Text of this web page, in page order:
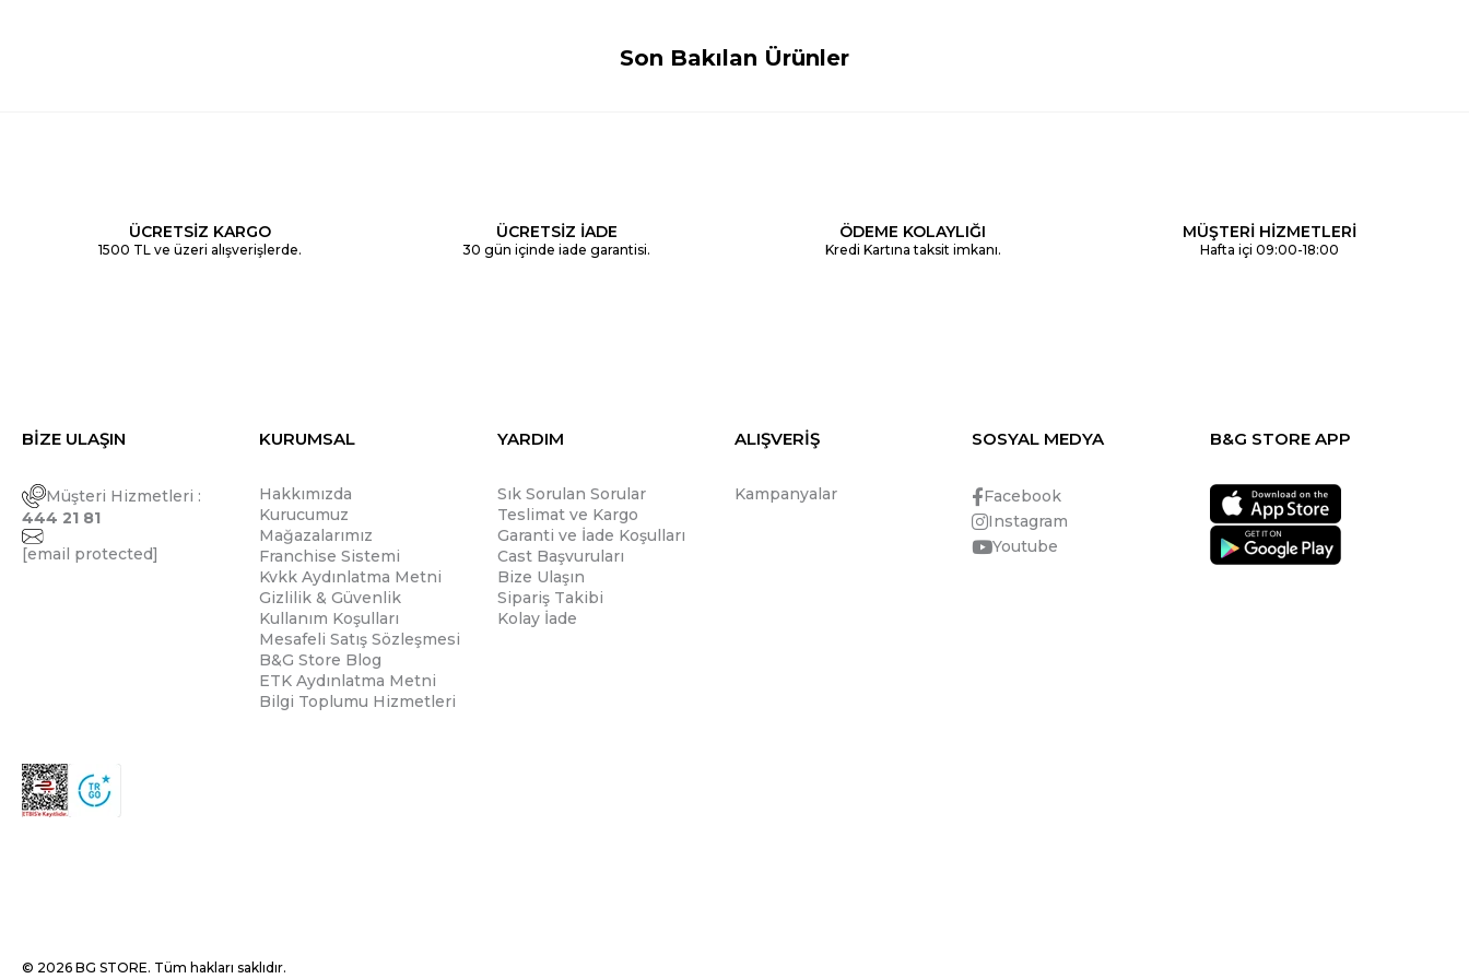
Son Bakılan Ürünler
ÜCRETSİZ KARGO
1500 TL ve üzeri alışverişlerde.
ÜCRETSİZ İADE
30 gün içinde iade garantisi.
ÖDEME KOLAYLIĞI
Kredi Kartına taksit imkanı.
MÜŞTERİ HİZMETLERİ
Hafta içi 09:00-18:00
BİZE ULAŞIN
Müşteri Hizmetleri :
444 21 81
[email protected]
KURUMSAL
Hakkımızda
Kurucumuz
Mağazalarımız
Franchise Sistemi
Kvkk Aydınlatma Metni
Gizlilik & Güvenlik
Kullanım Koşulları
Mesafeli Satış Sözleşmesi
B&G Store Blog
ETK Aydınlatma Metni
Bilgi Toplumu Hizmetleri
YARDIM
Sık Sorulan Sorular
Teslimat ve Kargo
Garanti ve İade Koşulları
Cast Başvuruları
Bize Ulaşın
Sipariş Takibi
Kolay İade
ALIŞVERİŞ
Kampanyalar
SOSYAL MEDYA
Facebook
Instagram
Youtube
B&G STORE APP
© 2026 BG STORE. Tüm hakları saklıdır.